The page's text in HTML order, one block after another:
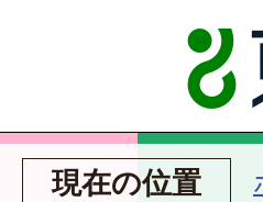
現在の位置